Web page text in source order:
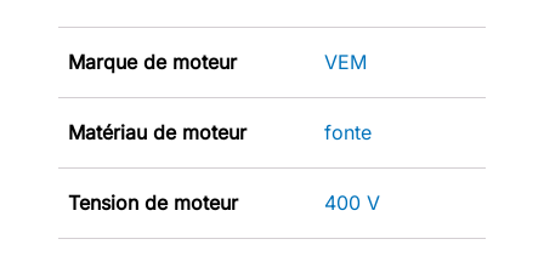
Marque de moteur VEM
Matériau de moteur fonte
Tension de moteur 400 V